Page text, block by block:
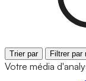
Trier par Filtrer par
Votre média